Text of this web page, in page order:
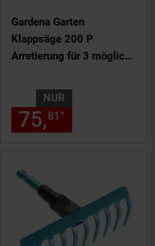
€ Sternchen
Gardena Garten
Klappsäge 200 P
Arretierung für 3 mögliche
NUR
75,81*